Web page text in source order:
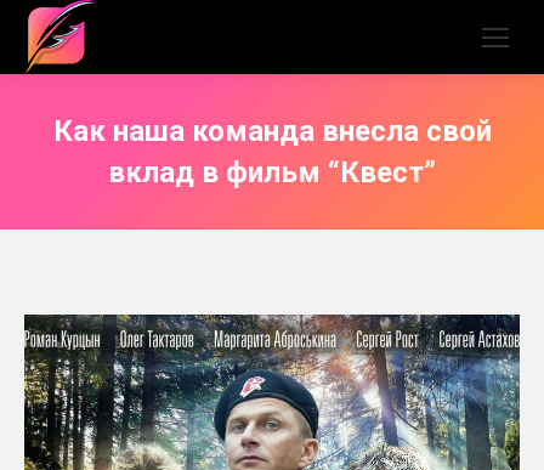
Как наша команда внесла свой
вклад в фильм “Квест”